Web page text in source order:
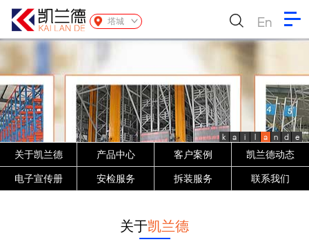
塔城 En
k a i l a n d e
关于凯兰德 产品中心 客户案例 凯兰德动态
电子宣传册 安检服务 拆装服务 联系我们
关于凯兰德